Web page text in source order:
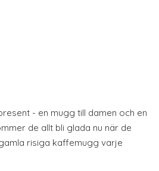
- en mugg till damen och en
de allt bli glada nu när de
risiga kaffemugg varje